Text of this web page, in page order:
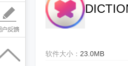
软件大小： 23.0MB